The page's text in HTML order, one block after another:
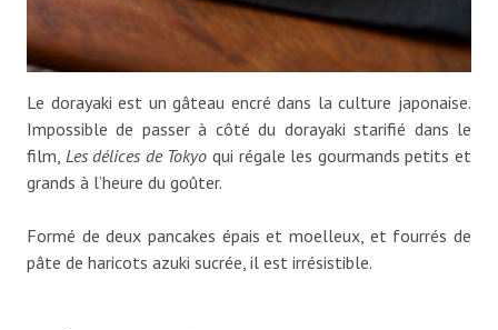
Le dorayaki est un gâteau encré dans la culture japonaise.
Impossible de passer à côté du dorayaki starifié dans le
film, Les délices de Tokyo qui régale les gourmands petits et
grands à l’heure du goûter.
Formé de deux pancakes épais et moelleux, et fourrés de
pâte de haricots azuki sucrée, il est irrésistible.